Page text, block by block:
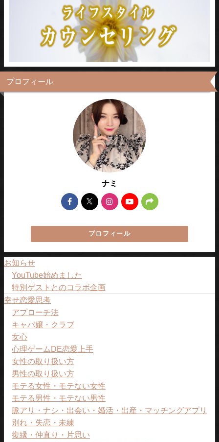
プロフィール
ナミ
プロフィール
お知らせ
YouTube始めました
特別ゲストとのコラボ企画
幸せ恋愛思考
アプローチ法
キャバ嬢・クラブ
女心
心理ゲームDE恋愛上手
女性の取り扱い方
男性の取り扱い方
モテる女性・モテない女性
モテる男性・モテない男性
脈アリ・ナシ・出会い・婚活・出産・マッチングアプリ
別れ・失恋・未練
復縁・仲直り・片思い